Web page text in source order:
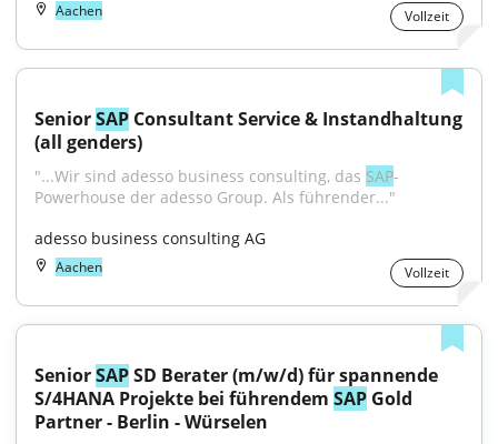
Aachen Vollzeit
Senior SAP Consultant Service & Instandhaltung
(all genders)
"...Wir sind adesso business consulting, das SAP-
Powerhouse der adesso Group. Als führender..."
adesso business consulting AG
Aachen Vollzeit
Senior SAP SD Berater (m/w/d) für spannende
S/4HANA Projekte bei führendem SAP Gold
Partner - Berlin - Würselen